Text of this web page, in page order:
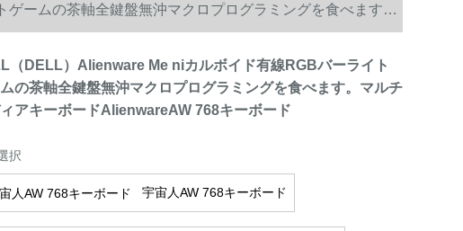
ームの茶軸全鍵盤無沖マクロプログラミングを食べます。
（DELL）Alienware Me niカルボイド有線RGBバーライト
の茶軸全鍵盤無沖マクロプログラミングを食べます。マルチ
アキーボードAlienwareAW 768キーボード
択
宇宙人AW 768キーボード